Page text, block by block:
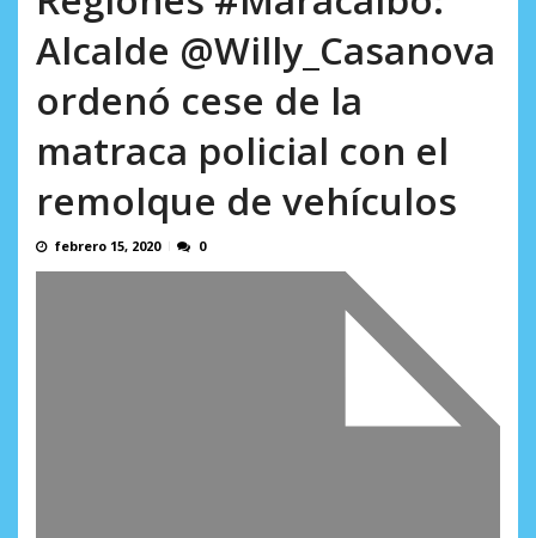
Alcalde @Willy_Casanova
ordenó cese de la
matraca policial con el
remolque de vehículos
febrero 15, 2020 0